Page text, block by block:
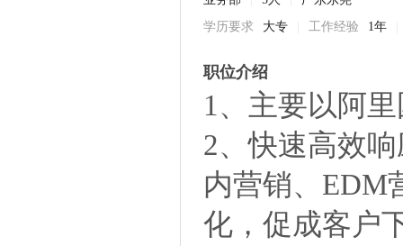
学历要求
大专 工作经验 1年
职位介绍
1、主要以阿
2、快速高效
内营销、EDM
化，促成客户